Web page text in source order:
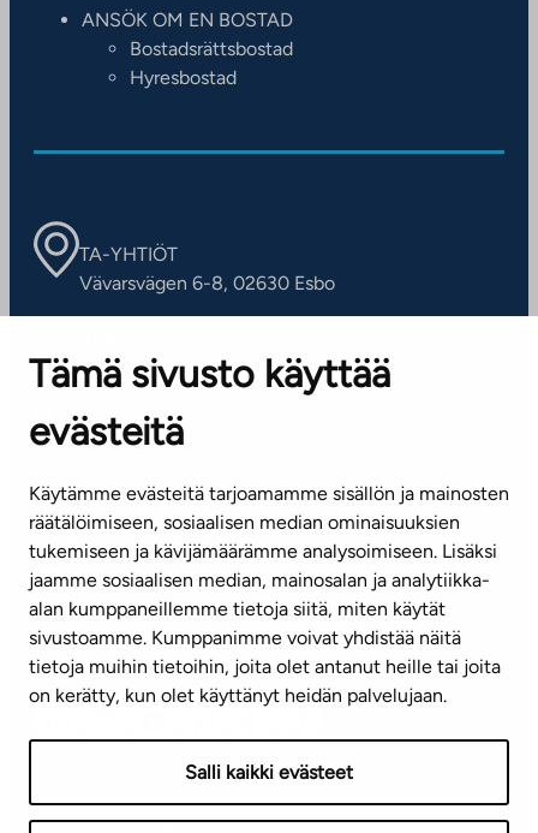
Tämä sivusto käyttää
evästeitä
Käytämme evästeitä tarjoamamme sisällön ja mainosten
räätälöimiseen, sosiaalisen median ominaisuuksien
tukemiseen ja kävijämäärämme analysoimiseen. Lisäksi
jaamme sosiaalisen median, mainosalan ja analytiikka-
alan kumppaneillemme tietoja siitä, miten käytät
sivustoamme. Kumppanimme voivat yhdistää näitä
tietoja muihin tietoihin, joita olet antanut heille tai joita
on kerätty, kun olet käyttänyt heidän palvelujaan.
Salli kaikki evästeet
ANSÖK OM EN BOSTAD
Bostadsrättsbostad
Hyresbostad
TA-YHTIÖT
Vävarsvägen 6-8, 02630 Esbo
Kontaktinformation
KUNDSERVICE
(vardagar kl. 8–16)
info@ta.fi
Nyhetsbrev (på finska)